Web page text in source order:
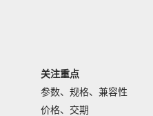
关注重点
参数、规格、兼容性
价格、交期